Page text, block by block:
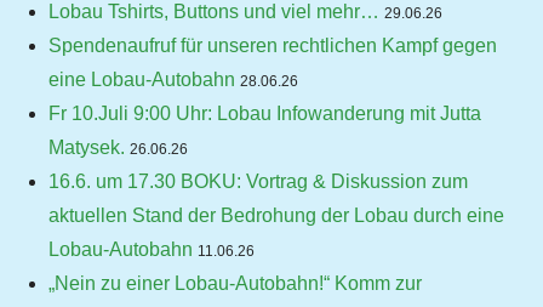
Lobau Tshirts, Buttons und viel mehr… 29.06.26
Spendenaufruf für unseren rechtlichen Kampf gegen
eine Lobau-Autobahn 28.06.26
Fr 10.Juli 9:00 Uhr: Lobau Infowanderung mit Jutta
Matysek. 26.06.26
16.6. um 17.30 BOKU: Vortrag & Diskussion zum
aktuellen Stand der Bedrohung der Lobau durch eine
Lobau-Autobahn 11.06.26
„Nein zu einer Lobau-Autobahn!“ Komm zur